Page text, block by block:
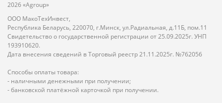
2026 «Agroup»
ООО МакоТехИнвест,
Республика Беларусь, 220070, г.Минск, ул.Радиальная, д.11Б, пом.11
Свидетельство о государственной регистрации от 25.09.2025г. УНП
193910620.
Дата внесения сведений в Торговый реестр 21.11.2025г. №762056
Способы оплаты товара:
- наличными денежными при получении;
- банковской платёжной карточкой при получении.